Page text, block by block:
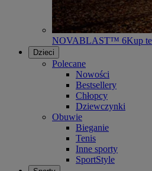
NOVABLAST™ 6Kup
Dzieci
Polecane
Nowości
Bestsellery
Chłopcy
Dziewczynki
Obuwie
Bieganie
Tenis
Inne sporty
SportStyle